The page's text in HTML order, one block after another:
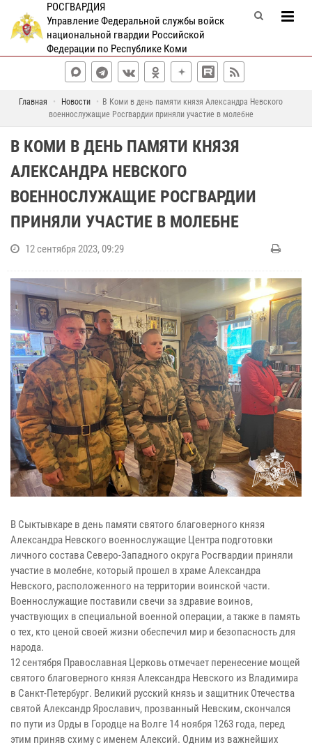
РОСГВАРДИЯ
Управление Федеральной службы войск
национальной гвардии Российской
Федерации по Республике Коми
Главная Новости
В Коми в день памяти князя Александра Невского
военнослужащие Росгвардии приняли участие в молебне
В КОМИ В ДЕНЬ ПАМЯТИ КНЯЗЯ
АЛЕКСАНДРА НЕВСКОГО
ВОЕННОСЛУЖАЩИЕ РОСГВАРДИИ
ПРИНЯЛИ УЧАСТИЕ В МОЛЕБНЕ
12 сентября 2023, 09:29
В Сыктывкаре в день памяти святого благоверного князя
Александра Невского военнослужащие Центра подготовки
личного состава Северо-Западного округа Росгвардии приняли
участие в молебне, который прошел в храме Александра
Невского, расположенного на территории воинской части.
Военнослужащие поставили свечи за здравие воинов,
участвующих в специальной военной операции, а также в память
о тех, кто ценой своей жизни обеспечил мир и безопасность для
народа.
12 сентября Православная Церковь отмечает перенесение мощей
святого благоверного князя Александра Невского из Владимира
в Санкт-Петербург. Великий русский князь и защитник Отечества
святой Александр Ярославич, прозванный Невским, скончался
по пути из Орды в Городце на Волге 14 ноября 1263 года, перед
этим приняв схиму с именем Алексий. Одним из важнейших